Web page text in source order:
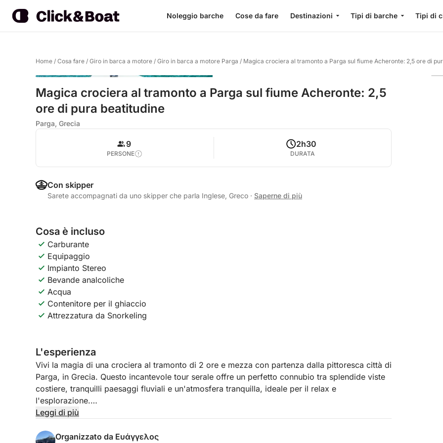
Noleggio barche Cose da fare Destinazioni Tipi di barche Tipi di
Home / Cosa fare / Giro in barca a motore / Giro in barca a motore Parga / Magica crociera al tramonto a Parga sul fiume Acheronte: 2,5 ore di
Magica crociera al tramonto a Parga sul fiume Acheronte: 2,5
ore di pura beatitudine
Parga, Grecia
9
PERSONE
2h30
DURATA
Con skipper
Sarete accompagnati da uno skipper che parla Inglese, Greco · Saperne di più
Cosa è incluso
Carburante
Equipaggio
Impianto Stereo
Bevande analcoliche
Acqua
Contenitore per il ghiaccio
Attrezzatura da Snorkeling
L'esperienza
Vivi la magia di una crociera al tramonto di 2 ore e mezza con partenza dalla pittoresca città di
Parga, in Grecia. Questo incantevole tour serale offre un perfetto connubio tra splendide viste
costiere, tranquilli paesaggi fluviali e un'atmosfera tranquilla, ideale per il relax e
l'esplorazione.
trasformarsi in vivaci tonalità di arancione e rosa, mentre ti godi la dolce brezza marina. Il
Leggi di più
Organizzato da Ευάγγελος